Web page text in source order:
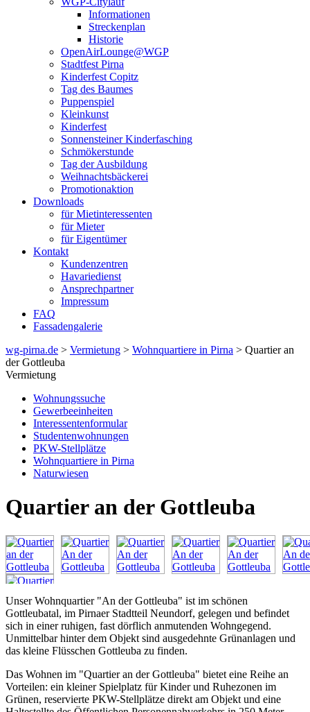
Informationen
Streckenplan
Historie
OpenAirLounge@WGP
Stadtfest Pirna
Kinderfest Copitz
Tag des Baumes
Puppenspiel
Kleinkunst
Kinderfest
Sonnensteiner Kinderfasching
Schmökerstunde
Tag der Ausbildung
Weihnachtsbäckerei
Promotionaktion
Downloads
für Mietinteressenten
für Mieter
für Eigentümer
Kontakt
Kundenzentren
Havariedienst
Ansprechpartner
Impressum
FAQ
Fassadengalerie
wg-pirna.de > Vermietung > Wohnquartiere in Pirna > Quartier an
der Gottleuba
Vermietung
Wohnungssuche
Gewerbeeinheiten
Interessentenformular
Studentenwohnungen
PKW-Stellplätze
Wohnquartiere in Pirna
Naturwiesen
Quartier an der Gottleuba
Unser Wohnquartier "An der Gottleuba" ist im schönen
Gottleubatal, im Pirnaer Stadtteil Neundorf, gelegen und befindet
sich in einer ruhigen, fast dörflich anmutenden Wohngegend.
Unmittelbar hinter dem Objekt sind ausgedehnte Grünanlagen und
das kleine Flüsschen Gottleuba zu finden.
Das Wohnen im "Quartier an der Gottleuba" bietet eine Reihe an
Vorteilen: ein kleiner Spielplatz für Kinder und Ruhezonen im
Grünen, reservierte PKW-Stellplätze direkt am Objekt und eine